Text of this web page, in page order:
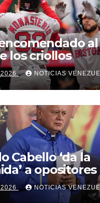
al
los criollos
2026 NOTICIAS
Cabello ‘da la
a
país para
NOTICIAS